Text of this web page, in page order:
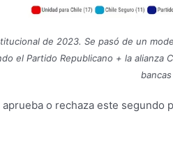
de 2023. Se pasó de un
el Partido Republicano + la
bancas
o rechaza este